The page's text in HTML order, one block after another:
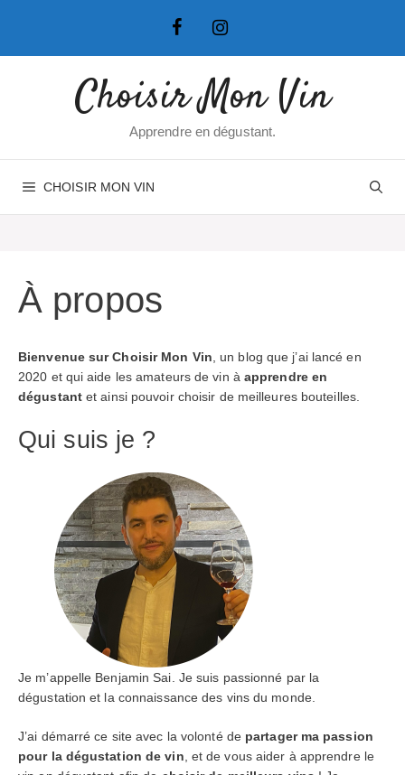
Choisir Mon Vin
Apprendre en dégustant.
CHOISIR MON VIN
À propos
Bienvenue sur Choisir Mon Vin , un blog que j’ai lancé en
2020 et qui aide les amateurs de vin à apprendre en
dégustantet ainsi pouvoir choisir de meilleures bouteilles.
Qui suis je ?
Je m’appelle Benjamin Sai. Je suis passionné par la
dégustation et la connaissance des vins du monde.
J’ai démarré ce site avec la volonté de partager ma passion
pour la dégustation de vin , et de vous aider à apprendre le